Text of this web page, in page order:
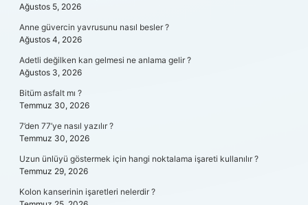
Ağustos 5, 2026
Anne güvercin yavrusunu nasıl besler ?
Ağustos 4, 2026
Adetli değilken kan gelmesi ne anlama gelir ?
Ağustos 3, 2026
Bitüm asfalt mı ?
Temmuz 30, 2026
7’den 77’ye nasıl yazılır ?
Temmuz 30, 2026
Uzun ünlüyü göstermek için hangi noktalama işareti kullanılır ?
Temmuz 29, 2026
Kolon kanserinin işaretleri nelerdir ?